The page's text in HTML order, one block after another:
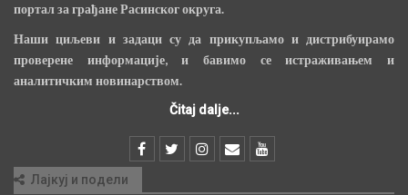
портал за грађане Расинског округа.
Наши циљеви и задаци су да прикупљамо и дистрибуирамо
проверене информације, и бавимо се истраживањем и
аналитичким новинарством.
Čitaj dalje...
Лајкуј и подели